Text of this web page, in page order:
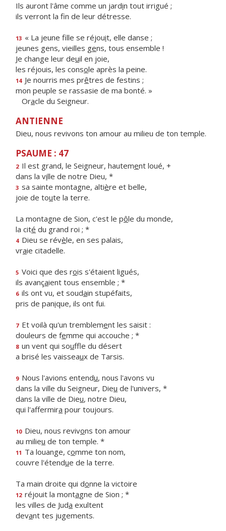
Ils auront l'âme comme un jardin tout irrigué ;
ils verront la fn de leur détresse.
13 « La jeune fille se réjouit, elle danse ;
jeunes gens, vieilles gens, tous ensemble !
Je change leur deuil en joie,
les réjouis, les console après la peine.
14 Je nourris mes prêtres de festins ;
mon peuple se rassasie de ma bonté. »
Oracle du Seigneur.
ANTIENNE
Dieu, nous revivons ton amour au milieu de ton temple.
PSAUME : 47
2 Il est grand, le Seigneur, hautement loué, +
dans la ville de notre Dieu, *
3 sa sainte montagne, altière et belle,
joie de toute la terre.
La montagne de Sion, c'est le pôle du monde,
la cité du grand roi ; *
4 Dieu se révèle, en ses palais,
vraie citadelle.
5 Voici que des rois s'étaient ligués,
ils avançaient tous ensemble ; *
6 ils ont vu, et soudain stupéfaits,
pris de panique, ils ont fui.
7 Et voilà qu'un tremblement les saisit :
douleurs de femme qui accouche ; *
8 un vent qui souffle du désert
a brisé les vaisseaux de Tarsis.
9 Nous l'avions entendu, nous l'avons vu
dans la ville du Seigneur, Dieu de l'univers, *
dans la ville de Dieu, notre Dieu,
qui l'affermira pour toujours.
10 Dieu, nous revivons ton amour
au milieu de ton temple. *
11 Ta louange, comme ton nom,
couvre l'étendue de la terre.
Ta main droite qui donne la victoire
12 réjouit la montagne de Sion ; *
les villes de Juda exultent
devant tes jugements.